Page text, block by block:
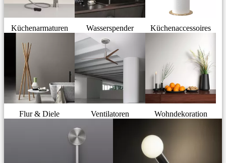
Küchenarmaturen Wasserspender Küchenaccessoires
Flur & Diele Ventilatoren Wohndekoration